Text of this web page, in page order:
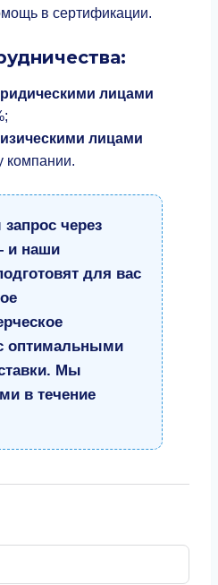
в сертификации.
лицами
лицами
компании.
через
и наши
для вас
оптимальными
Мы
в течение